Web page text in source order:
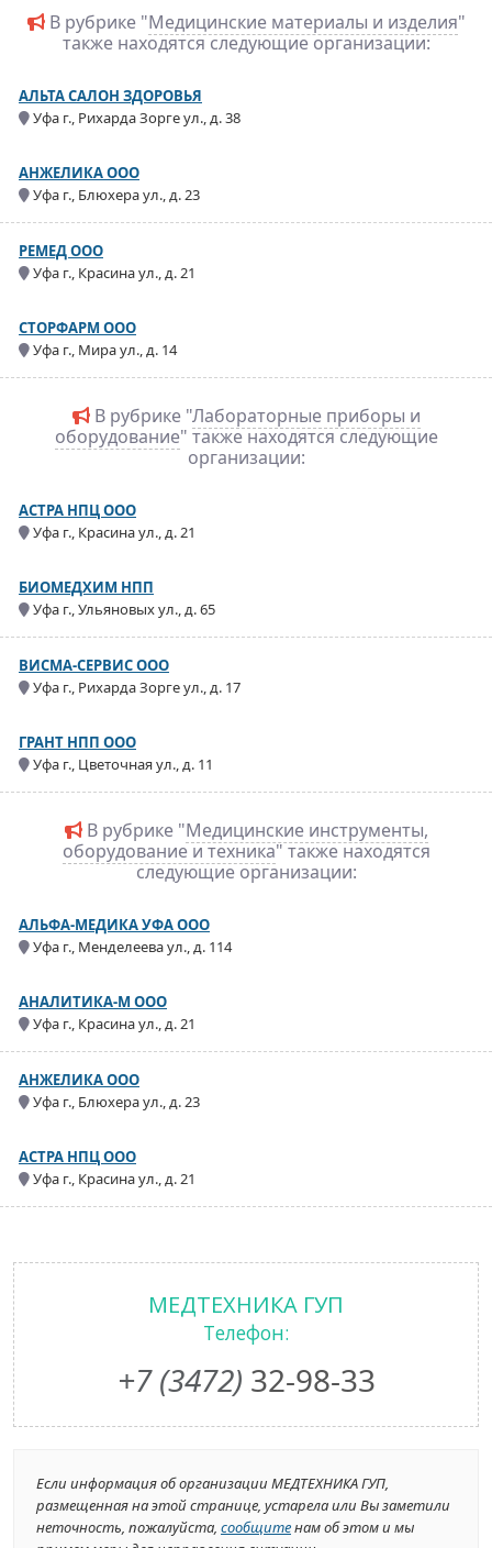
В рубрике "Медицинские материалы и изделия"
также находятся следующие организации:
АЛЬТА САЛОН ЗДОРОВЬЯ
Уфа г., Рихарда Зорге ул., д. 38
АНЖЕЛИКА ООО
Уфа г., Блюхера ул., д. 23
РЕМЕД ООО
Уфа г., Красина ул., д. 21
СТОРФАРМ ООО
Уфа г., Мира ул., д. 14
В рубрике "Лабораторные приборы и
оборудование" также находятся следующие
организации:
АСТРА НПЦ ООО
Уфа г., Красина ул., д. 21
БИОМЕДХИМ НПП
Уфа г., Ульяновых ул., д. 65
ВИСМА-СЕРВИС ООО
Уфа г., Рихарда Зорге ул., д. 17
ГРАНТ НПП ООО
Уфа г., Цветочная ул., д. 11
В рубрике "Медицинские инструменты,
оборудование и техника" также находятся
следующие организации:
АЛЬФА-МЕДИКА УФА ООО
Уфа г., Менделеева ул., д. 114
АНАЛИТИКА-М ООО
Уфа г., Красина ул., д. 21
АНЖЕЛИКА ООО
Уфа г., Блюхера ул., д. 23
АСТРА НПЦ ООО
Уфа г., Красина ул., д. 21
МЕДТЕХНИКА ГУП
Телефон:
+7 (3472) 32-98-33
Если информация об организации МЕДТЕХНИКА ГУП,
размещенная на этой странице, устарела или Вы заметили
неточность, пожалуйста, сообщитенам об этом и мы